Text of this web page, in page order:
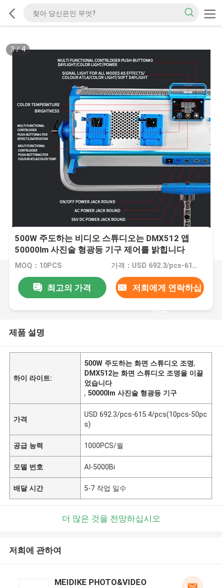
3/4
500W 주도하는 비디오 스튜디오는 DMX512 앱
50000lm 사진술 형광등 기구 제어를 밝힙니다
MOQ：10PCS 가격：USD 692.3/pcs-615.4/pcs(10pcs-50pcs)
최고의 가격 저희에게 연락하십
시오
제품 설명
하이 라이트:
500W 주도하는 화면 스튜디오 조명,
DMX512는 화면 스튜디오 조명을 이끌
었습니다
, 50000lm 사진술 형광등 기구
가격
USD 692.3/pcs-615.4/pcs(10pcs-50pc
s)
공급 능력 1000PCS/월
모델 번호 AI-5000Bi
배달 시간 5-7 작업 일수
더 많은 것을 전망하십시오
저희에 관하여
MEIDIKE PHOTO&VIDEO